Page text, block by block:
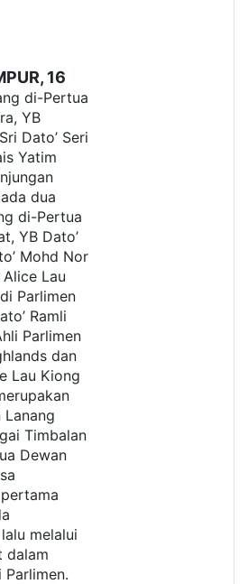
16
di-Pertua
YB
Dato’ Seri
Yatim
dua
di-Pertua
YB Dato’
Mohd Nor
Lau
Parlimen
Ramli
Parlimen
dan
Lau Kiong
Lanang
Timbalan
Dewan
melalui
dalam
Parlimen.